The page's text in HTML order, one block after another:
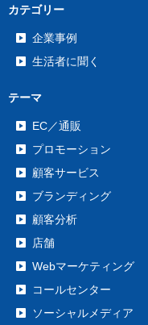
カテゴリー
企業事例
生活者に聞く
テーマ
EC／通販
プロモーション
顧客サービス
ブランディング
顧客分析
店舗
Webマーケティング
コールセンター
ソーシャルメディア